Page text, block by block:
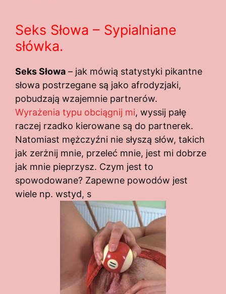
Seks Słowa – Sypialniane
słówka.
Seks Słowa – jak mówią statystyki pikantne
słowa postrzegane są jako afrodyzjaki,
pobudzają wzajemnie partnerów.
Wyrażenia typu obciągnij mi, wyssij pałę
raczej rzadko kierowane są do partnerek.
Natomiast mężczyźni nie słyszą słów, takich
jak zerżnij mnie, przeleć mnie, jest mi dobrze
jak mnie pieprzysz. Czym jest to
spowodowane? Zapewne powodów jest
wiele np. wstyd, s